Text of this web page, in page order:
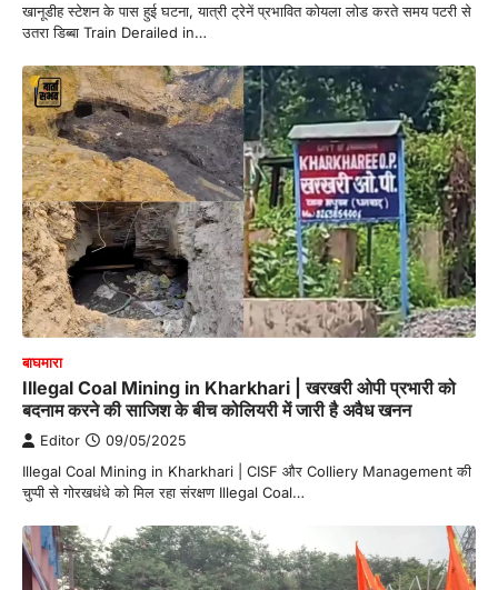
खानूडीह स्टेशन के पास हुई घटना, यात्री ट्रेनें प्रभावित कोयला लोड करते समय पटरी से
उतरा डिब्बा Train Derailed in…
बाघमारा
Illegal Coal Mining in Kharkhari | खरखरी ओपी प्रभारी को
बदनाम करने की साजिश के बीच कोलियरी में जारी है अवैध खनन
Editor 09/05/2025
Illegal Coal Mining in Kharkhari | CISF और Colliery Management की
चुप्पी से गोरखधंधे को मिल रहा संरक्षण Illegal Coal…